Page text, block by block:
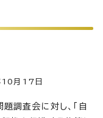
月17日
調査会に対し、「自